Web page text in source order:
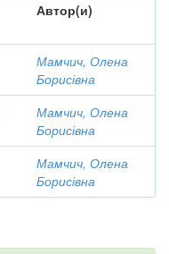
Автор(и)
Мамчич, Олена
Борисівна
Мамчич, Олена
Борисівна
Мамчич, Олена
Борисівна